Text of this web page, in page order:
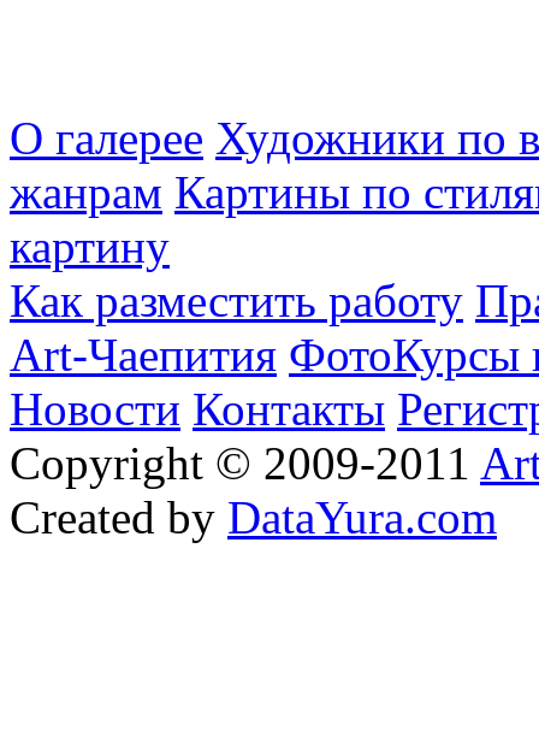
О галерее Художники по
жанрам Картины по
картину
Как разместить работу
Art-Чаепития ФотоКурсы
Новости Контакты
Copyright © 2009-2011
Created by DataYura.com